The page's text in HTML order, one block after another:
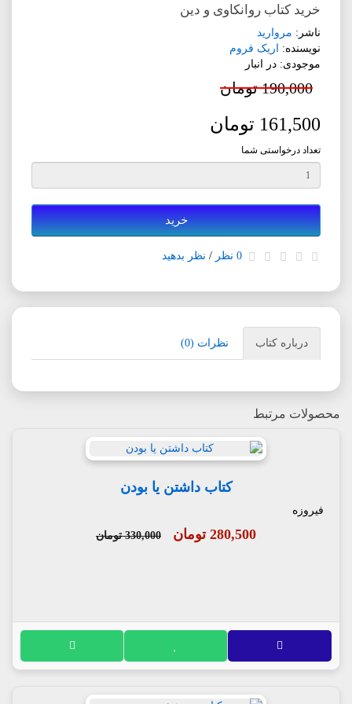
خرید کتاب روانکاوی و دین
ناشر: مروارید
نویسنده:
اریک فروم
موجودی: در انبار
190,000 تومان
161,500 تومان
تعداد درخواستی شما
خرید
0 نظر / نظر بدهید
درباره کتاب نظرات (0)
محصولات مرتبط
کتاب داشتن یا بودن
فیروزه
280,500 تومان 330,000 تومان